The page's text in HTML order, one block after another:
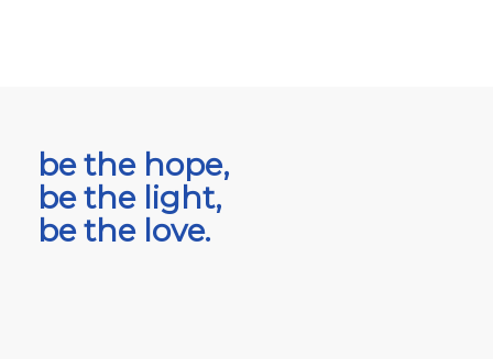
be the hope,
be the light,
be the love.